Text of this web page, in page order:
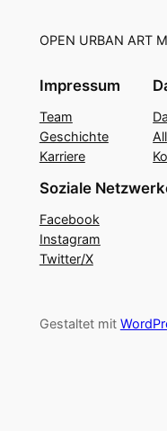
OPEN URBAN ART
Impressum
Team
Geschichte
Karriere
Soziale
Facebook
Instagram
Twitter/X
Gestaltet mit